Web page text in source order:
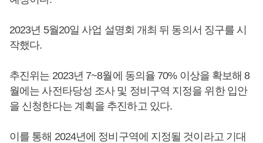
2023년 5월20일 사업 설명회 개최 뒤 동의서 징구를 시
작했다.
추진위는 2023년 7~8월에 동의율 70% 이상을 확보해 8
월에는 사전타당성 조사 및 정비구역 지정을 위한 입안
을 신청한다는 계획을 추진하고 있다.
이를 통해 2024년에 정비구역에 지정될 것이라고 기대